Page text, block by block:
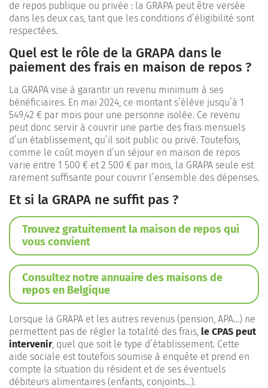
de repos publique ou privée : la GRAPA peut être versée
dans les deux cas, tant que les conditions d’éligibilité sont
respectées.
Quel est le rôle de la GRAPA dans le
paiement des frais en maison de repos ?
La GRAPA vise à garantir un revenu minimum à ses
bénéficiaires. En mai 2024, ce montant s’élève jusqu’à 1
549,42 € par mois pour une personne isolée. Ce revenu
peut donc servir à couvrir une partie des frais mensuels
d’un établissement, qu’il soit public ou privé. Toutefois,
comme le coût moyen d’un séjour en maison de repos
varie entre 1 500 € et 2 500 € par mois, la GRAPA seule est
rarement suffisante pour couvrir l’ensemble des dépenses.
Et si la GRAPA ne suffit pas ?
Trouvez gratuitement la maison de repos qui
vous convient
Consultez notre annuaire des maisons de
repos en Belgique
Lorsque la GRAPA et les autres revenus (pension, APA…) ne
permettent pas de régler la totalité des frais, le CPAS peut
intervenir, quel que soit le type d’établissement. Cette
aide sociale est toutefois soumise à enquête et prend en
compte la situation du résident et de ses éventuels
débiteurs alimentaires (enfants, conjoints…).